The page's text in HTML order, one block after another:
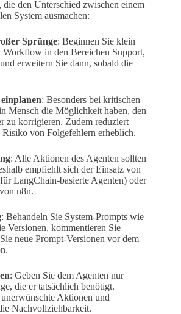
den Unterschied zwischen einem
System ausmachen:
Sprünge: Beginnen Sie klein
in den Bereichen Support,
erweitern Sie dann, sobald die
: Besonders bei kritischen
Mensch die Möglichkeit haben, den
zu korrigieren. Zudem reduziert
Risiko von Folgefehlern erheblich.
: Alle Aktionen des Agenten sollten
empfiehlt sich der Einsatz von
LangChain-basierte Agenten) oder
n8n.
: Behandeln Sie System-Prompts wie
Versionen, kommentieren Sie
neue Prompt-Versionen vor dem
: Geben Sie dem Agenten nur
die er tatsächlich benötigt.
Aktionen und
Nachvollziehbarkeit.